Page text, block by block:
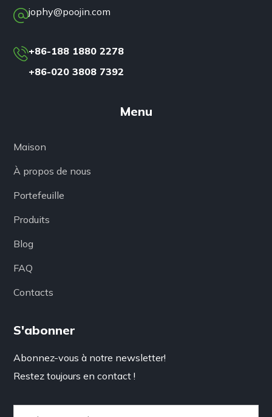
jophy@poojin.com
+86-188 1880 2278
+86-020 3808 7392
Menu
Maison
À propos de nous
Portefeuille
Produits
Blog
FAQ
Contacts
S'abonner
Abonnez-vous à notre newsletter!
Restez toujours en contact !